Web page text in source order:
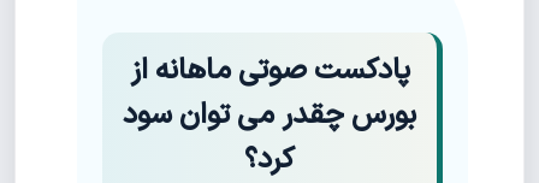
پادکست صوتی ماهانه از
بورس چقدر می توان سود
کرد؟